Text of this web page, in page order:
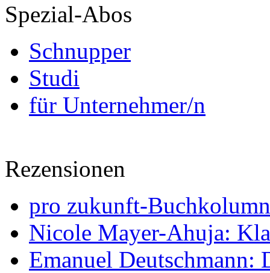
Spezial-Abos
Schnupper
Studi
für Unternehmer/n
Rezensionen
pro zukunft-
Nicole Mayer-Ahuja:
Emanuel Deutschmann: